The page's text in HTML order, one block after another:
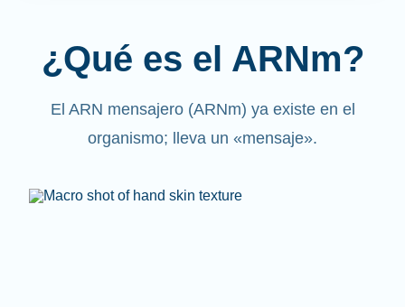
¿Qué es el ARNm?
El ARN mensajero (ARNm) ya existe en el
organismo; lleva un «mensaje».